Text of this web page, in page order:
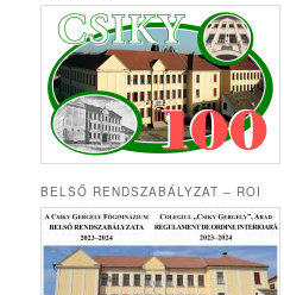
BELSŐ RENDSZABÁLYZAT – ROI